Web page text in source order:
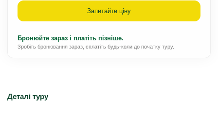
Деталі туру
Запитайте ціну
Бронюйте зараз і платіть пізніше.
Зробіть бронювання зараз, сплатіть будь-коли до початку туру.